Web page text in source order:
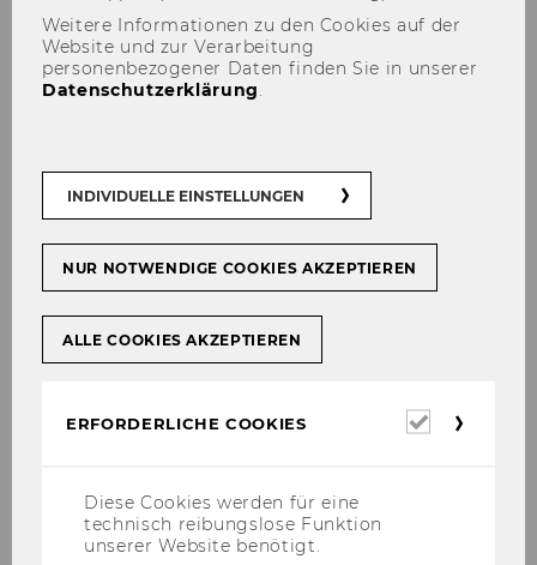
Eckdaten
Gebäude & Raumnummer
LC.0.000
Forum LC
Theaterbestuhlung
550
Eckdaten
Bestuhlungsart
Eckdaten
Forum LC
Art des Caterings
Weitere Informationen zu den Cookies auf der
Website und zur Verarbeitung
personenbezogener Daten finden Sie in unserer
Datenschutzerklärung
INDIVIDUELLE EINSTELLUNGEN
NUR NOTWENDIGE COOKIES AKZEPTIEREN
ALLE COOKIES AKZEPTIEREN
ERFORDERLICHE COOKIES
Diese Cookies werden für eine
technisch reibungslose Funktion
unserer Website benötigt.